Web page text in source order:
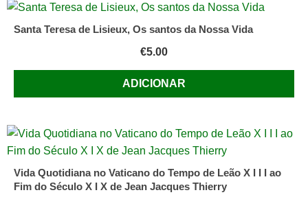
Santa Teresa de Lisieux, Os santos da Nossa Vida
€5.00
ADICIONAR
Vida Quotidiana no Vaticano do Tempo de Leão X I I I ao
Fim do Século X I X de Jean Jacques Thierry